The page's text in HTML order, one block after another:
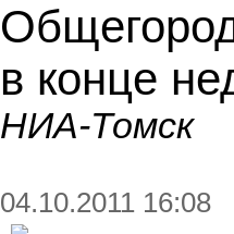
в конце
НИА-Томск
04.10.2011 16:08